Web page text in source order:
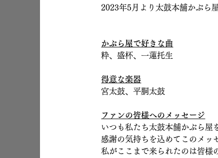
2023年5月より太鼓本舗かぶら
かぶら屋で好きな曲
粋、盛杯、一蓮托生
得意な楽器
宮太鼓、平胴太鼓
ファンの皆様へのメッセージ
いつも私たち太鼓本舗かぶら屋
感謝の気持ちを込めてこのメッ
私がここまで来られたのは皆様